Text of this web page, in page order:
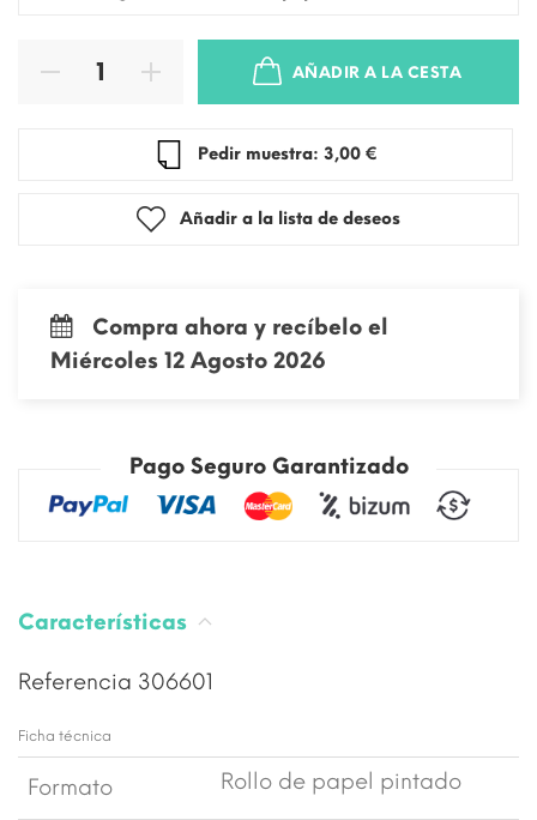
AÑADIR A LA CESTA
Pedir muestra: 3,00 €
Añadir a la lista de deseos
Compra ahora y recíbelo el
Miércoles 12 Agosto 2026
Pago Seguro Garantizado
Características
Referencia 306601
Ficha técnica
Formato Rollo de papel pintado